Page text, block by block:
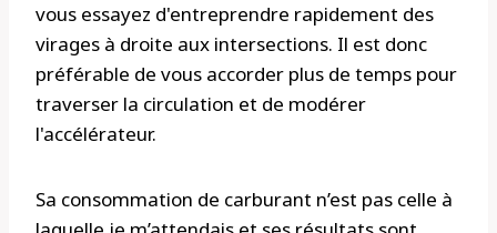
vous essayez d'entreprendre rapidement des
virages à droite aux intersections. Il est donc
préférable de vous accorder plus de temps pour
traverser la circulation et de modérer
l'accélérateur.
Sa consommation de carburant n’est pas celle à